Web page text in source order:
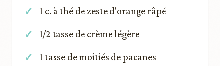
1 c. à thé de zeste d'orange râpé
1/2 tasse de crème légère
1 tasse de moitiés de pacanes